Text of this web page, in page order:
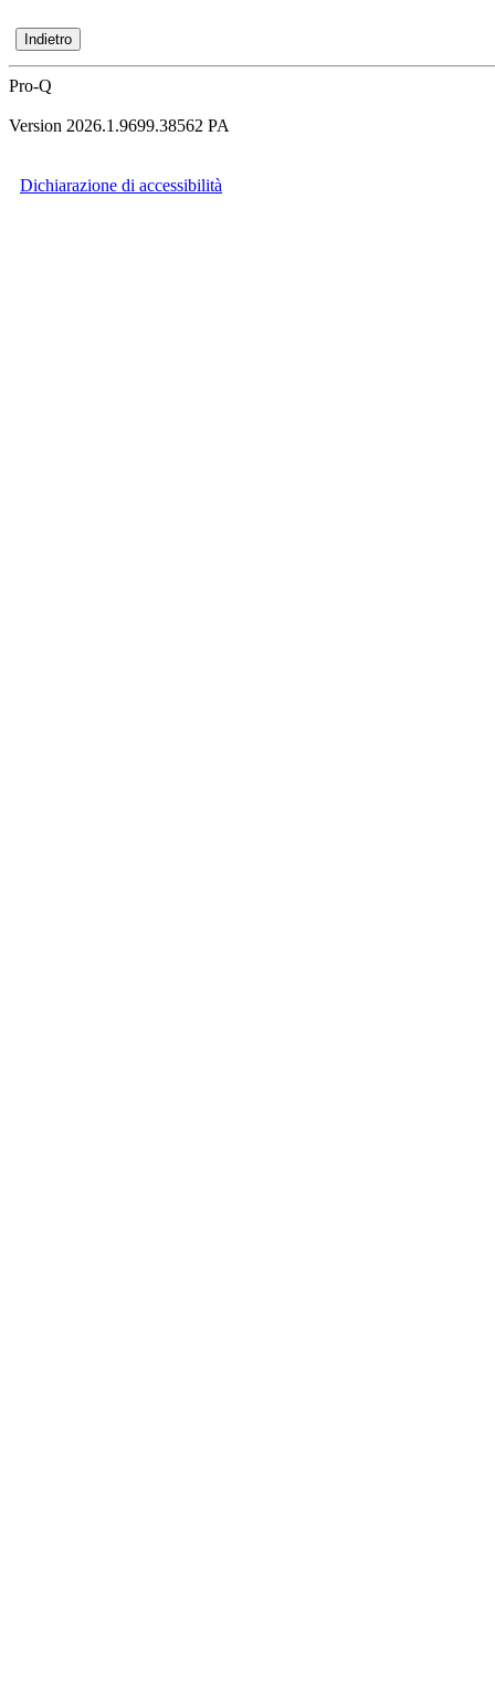
Pro-Q
Version 2026.1.9699.38562 PA
Dichiarazione di accessibilità